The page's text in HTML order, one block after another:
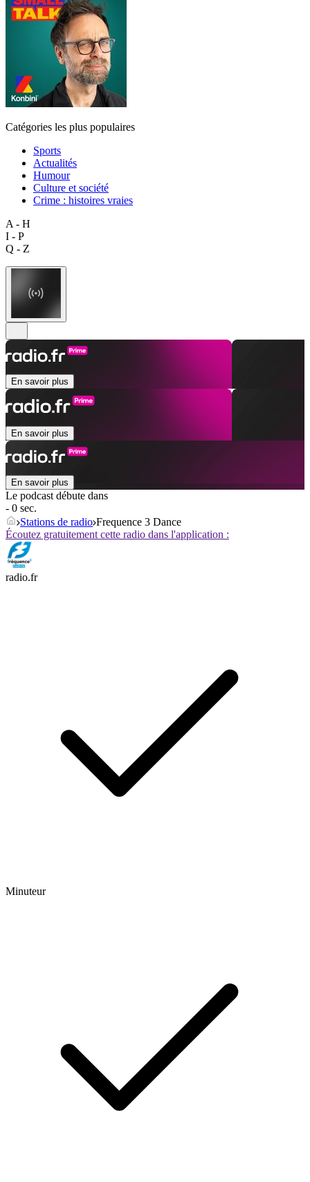
Catégories les plus populaires
Sports
Actualités
Humour
Culture et société
Crime : histoires vraies
A - H
I - P
Q - Z
En savoir plus
En savoir plus
En savoir plus
Le podcast débute dans
- 0 sec.
Stations de radio Frequence 3 Dance
Écoutez gratuitement cette radio dans l'application :
radio.fr
Minuteur